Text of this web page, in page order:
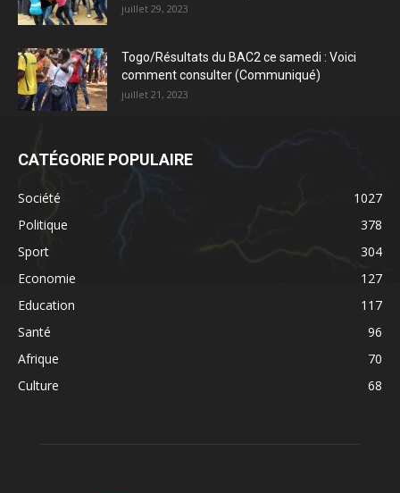
juillet 29, 2023
Togo/Résultats du BAC2 ce samedi : Voici
comment consulter (Communiqué)
juillet 21, 2023
CATÉGORIE POPULAIRE
Société
1027
Politique
378
Sport
304
Economie
127
Education
117
Santé
96
Afrique
70
Culture
68